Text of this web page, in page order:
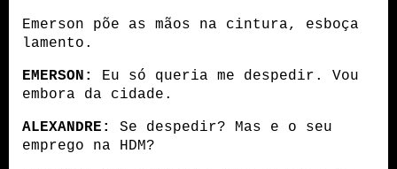
Emerson põe as mãos na cintura, esboça
lamento.
EMERSON:
Eu só queria me despedir. Vou
embora da cidade.
ALEXANDRE:
Se despedir? Mas e o seu
emprego na HDM?